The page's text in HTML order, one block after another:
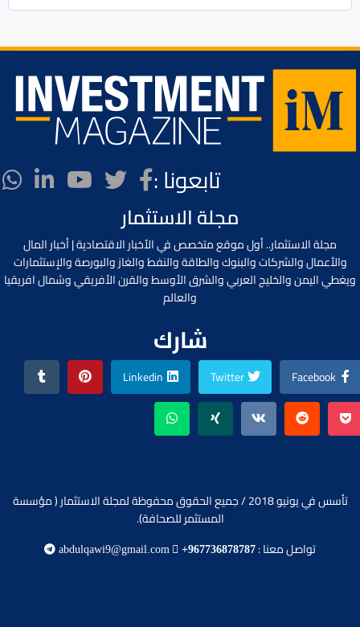
تابعونا :
مجلة الاستثمار
مجلة الاستثمار.. أول موقع متخصص في الأخبار الاقتصادية | أخبار المال
والأعمال والشركات والبنوك والطاقة والنفط والغاز والبورصة والإستثمارات
ويغطي اليمن والخليج العربي والشرق الأوسط والقرن الأفريقي وشمال افريقيا
والعالم
شارك
Facebook
Twitter
Linkedin
تأسس في يونيو 2018 / جميع الحقوق محفوظة لمجلة الاستثمار ( مؤسسة
المستثمر للصحافة).
تواصل معنا : +967736878787
abdulqawi9@gmail.com